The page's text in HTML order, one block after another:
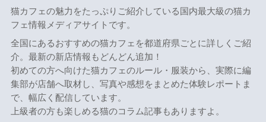
猫カフェの魅力をたっぷりご紹介している国内最大級の猫カ
フェ情報メディアサイトです。
全国にあるおすすめの猫カフェを都道府県ごとに詳しくご紹
介。最新の新店情報もどんどん追加！
初めての方へ向けた猫カフェのルール・服装から、実際に編
集部が店舗へ取材し、写真や感想をまとめた体験レポートま
で、幅広く配信しています。
上級者の方も楽しめる猫のコラム記事もありますよ。